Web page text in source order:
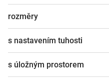
rozměry
s nastavením tuhosti
s úložným prostorem